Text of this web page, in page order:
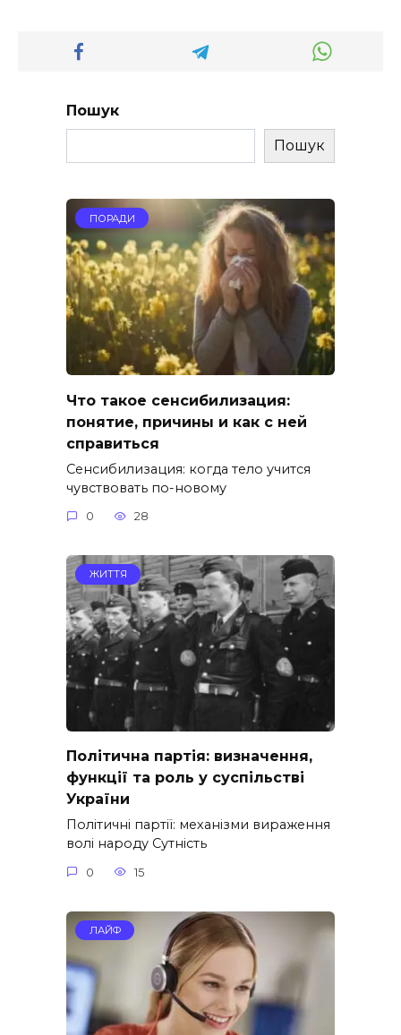
Пошук
Пошук
ПОРАДИ
Что такое сенсибилизация:
понятие, причины и как с ней
справиться
Сенсибилизация: когда тело учится
чувствовать по-новому
0 28
ЖИТТЯ
Політична партія: визначення,
функції та роль у суспільстві
України
Політичні партії: механізми вираження
волі народу Сутність
0 15
ЛАЙФ